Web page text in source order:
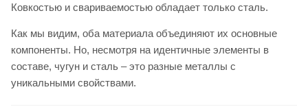
Ковкостью и свариваемостью обладает только сталь.
Как мы видим, оба материала объединяют их основные
компоненты. Но, несмотря на идентичные элементы в
составе, чугун и сталь – это разные металлы с
уникальными свойствами.